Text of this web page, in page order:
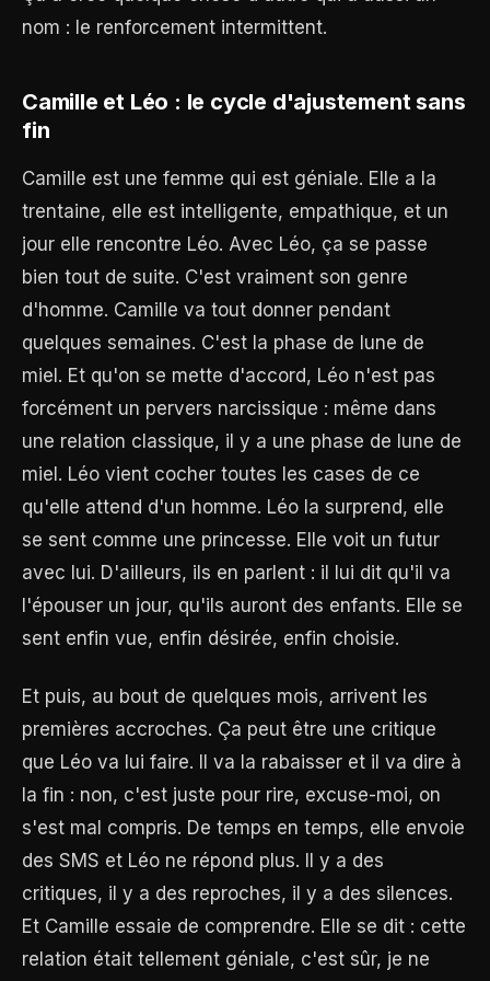
nom : le renforcement intermittent.
Camille et Léo : le cycle d'ajustement sans
fin
Camille est une femme qui est géniale. Elle a la
trentaine, elle est intelligente, empathique, et un
jour elle rencontre Léo. Avec Léo, ça se passe
bien tout de suite. C'est vraiment son genre
d'homme. Camille va tout donner pendant
quelques semaines. C'est la phase de lune de
miel. Et qu'on se mette d'accord, Léo n'est pas
forcément un pervers narcissique : même dans
une relation classique, il y a une phase de lune de
miel. Léo vient cocher toutes les cases de ce
qu'elle attend d'un homme. Léo la surprend, elle
se sent comme une princesse. Elle voit un futur
avec lui. D'ailleurs, ils en parlent : il lui dit qu'il va
l'épouser un jour, qu'ils auront des enfants. Elle se
sent enfin vue, enfin désirée, enfin choisie.
Et puis, au bout de quelques mois, arrivent les
premières accroches. Ça peut être une critique
que Léo va lui faire. Il va la rabaisser et il va dire à
la fin : non, c'est juste pour rire, excuse-moi, on
s'est mal compris. De temps en temps, elle envoie
des SMS et Léo ne répond plus. Il y a des
critiques, il y a des reproches, il y a des silences.
Et Camille essaie de comprendre. Elle se dit : cette
relation était tellement géniale, c'est sûr, je ne